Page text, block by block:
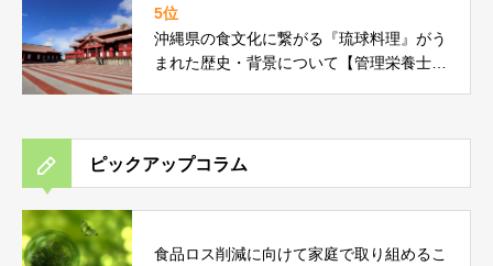
5位
沖縄県の食文化に繋がる『琉球料理』がう
まれた歴史・背景について【管理栄養士コ
ピックアップコラム
食品ロス削減に向けて家庭で取り組めるこ